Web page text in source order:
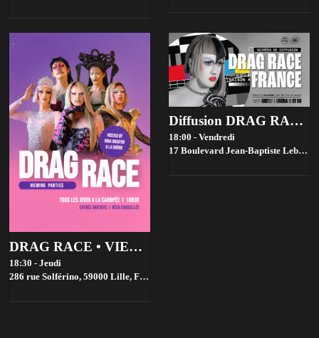
DRAG RACE • VIEWING PARTIES • GRATUIT
18:30 - Jeudi
286 rue Solférino, 59000 Lille, France,
Diffusion DRAG RACE FRANCE saison 4 @ Bistrot ST SO by la House of Jambon Beurre
18:00 - Vendredi
17 Boulevard Jean-Baptiste Lebas, 59000 Lille, France,